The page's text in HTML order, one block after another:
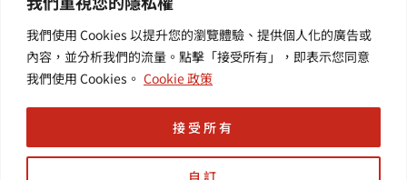
我們使用 Cookies 以提升您的瀏覽體驗、提供個人化的廣告或
內容，並分析我們的流量。點擊「接受所有」，即表示您同意
我們使用 Cookies。 Cookie 政策
自訂
接受所有
台应用
其他/增
值服务
新讯 | 提
供您最新